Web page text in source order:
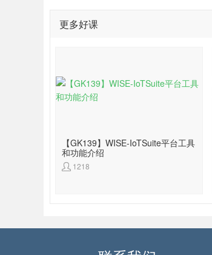
更多好课
【GK139】WISE-IoTSuite平台工具
和功能介绍
 1218